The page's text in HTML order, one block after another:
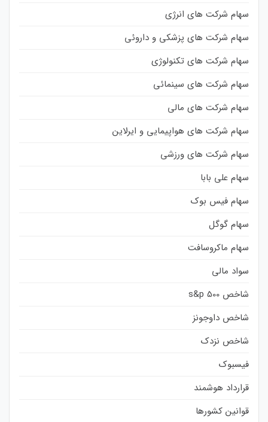
سهام شرکت های انرژی
سهام شرکت های پزشکی و داروئی
سهام شرکت های تکنولوژی
سهام شرکت های سینمائی
سهام شرکت های مالی
سهام شرکت های هواپیمایی و ایرلاین
سهام شرکت های ورزشی
سهام علی بابا
سهام فیس بوک
سهام گوگل
سهام ماکروسافت
سواد مالی
شاخص s&p 500
شاخص داوجونز
شاخص نزدک
فیسبوک
قرارداد هوشمند
قوانین کشورها